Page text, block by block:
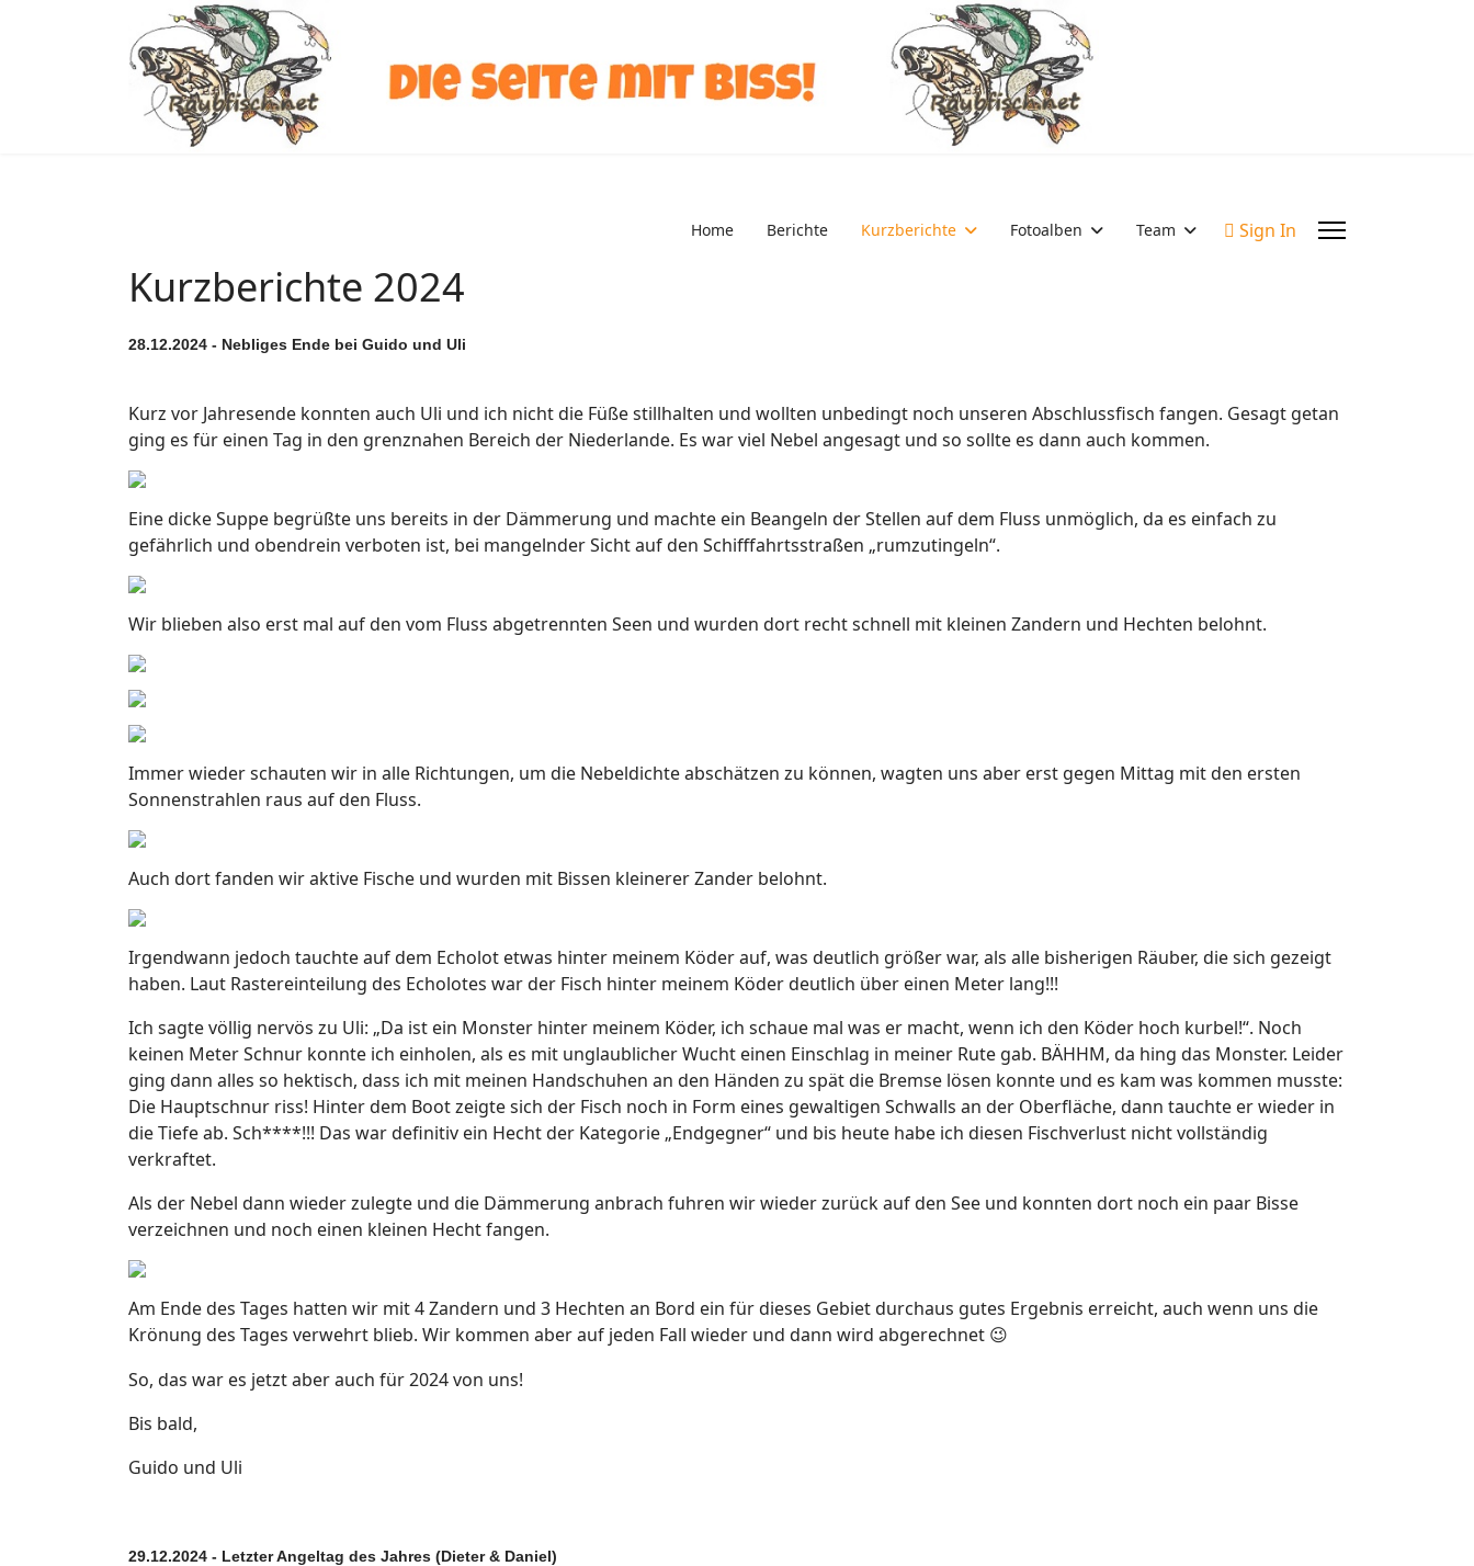
Home Berichte Kurzberichte Fotoalben Team Sign In
Kurzberichte 2024
28.12.2024 - Nebliges Ende bei Guido und Uli
Kurz vor Jahresende konnten auch Uli und ich nicht die Füße stillhalten und wollten unbedingt noch unseren Abschlussfisch fangen. Gesagt getan
ging es für einen Tag in den grenznahen Bereich der Niederlande. Es war viel Nebel angesagt und so sollte es dann auch kommen.
Eine dicke Suppe begrüßte uns bereits in der Dämmerung und machte ein Beangeln der Stellen auf dem Fluss unmöglich, da es einfach zu
gefährlich und obendrein verboten ist, bei mangelnder Sicht auf den Schifffahrtsstraßen „rumzutingeln“.
Wir blieben also erst mal auf den vom Fluss abgetrennten Seen und wurden dort recht schnell mit kleinen Zandern und Hechten belohnt.
Immer wieder schauten wir in alle Richtungen, um die Nebeldichte abschätzen zu können, wagten uns aber erst gegen Mittag mit den ersten
Sonnenstrahlen raus auf den Fluss.
Auch dort fanden wir aktive Fische und wurden mit Bissen kleinerer Zander belohnt.
Irgendwann jedoch tauchte auf dem Echolot etwas hinter meinem Köder auf, was deutlich größer war, als alle bisherigen Räuber, die sich gezeigt
haben. Laut Rastereinteilung des Echolotes war der Fisch hinter meinem Köder deutlich über einen Meter lang!!!
Ich sagte völlig nervös zu Uli: „Da ist ein Monster hinter meinem Köder, ich schaue mal was er macht, wenn ich den Köder hoch kurbel!“. Noch
keinen Meter Schnur konnte ich einholen, als es mit unglaublicher Wucht einen Einschlag in meiner Rute gab. BÄHHM, da hing das Monster. Leider
ging dann alles so hektisch, dass ich mit meinen Handschuhen an den Händen zu spät die Bremse lösen konnte und es kam was kommen musste:
Die Hauptschnur riss! Hinter dem Boot zeigte sich der Fisch noch in Form eines gewaltigen Schwalls an der Oberfläche, dann tauchte er wieder in
die Tiefe ab. Sch****!!! Das war definitiv ein Hecht der Kategorie „Endgegner“ und bis heute habe ich diesen Fischverlust nicht vollständig
verkraftet.
Als der Nebel dann wieder zulegte und die Dämmerung anbrach fuhren wir wieder zurück auf den See und konnten dort noch ein paar Bisse
verzeichnen und noch einen kleinen Hecht fangen.
Am Ende des Tages hatten wir mit 4 Zandern und 3 Hechten an Bord ein für dieses Gebiet durchaus gutes Ergebnis erreicht, auch wenn uns die
Krönung des Tages verwehrt blieb. Wir kommen aber auf jeden Fall wieder und dann wird abgerechnet 😉
So, das war es jetzt aber auch für 2024 von uns!
Bis bald,
Guido und Uli
29.12.2024 - Letzter Angeltag des Jahres (Dieter & Daniel)